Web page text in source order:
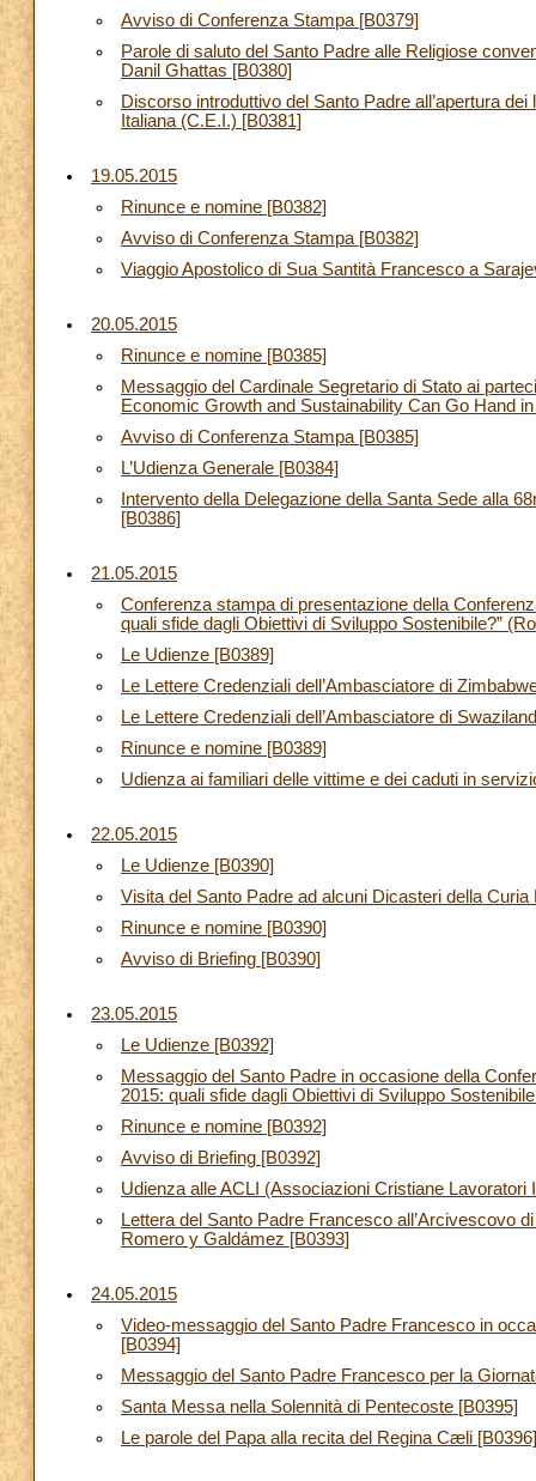
Avviso di Conferenza Stampa [B0379]
Parole di saluto del Santo Padre alle Religiose
Danil Ghattas [B0380]
Discorso introduttivo del Santo Padre all’apertura
Italiana (C.E.I.) [B0381]
19.05.2015
Rinunce e nomine [B0382]
Avviso di Conferenza Stampa [B0382]
Viaggio Apostolico di Sua Santità Francesco a
20.05.2015
Rinunce e nomine [B0385]
Messaggio del Cardinale Segretario di Stato ai
Economic Growth and Sustainability Can Go Hand
Avviso di Conferenza Stampa [B0385]
L’Udienza Generale [B0384]
Intervento della Delegazione della Santa Sede alla
[B0386]
21.05.2015
Conferenza stampa di presentazione della
quali sfide dagli Obiettivi di Sviluppo Sostenibile?”
Le Udienze [B0389]
Le Lettere Credenziali dell’Ambasciatore di
Le Lettere Credenziali dell’Ambasciatore di
Rinunce e nomine [B0389]
Udienza ai familiari delle vittime e dei caduti in
22.05.2015
Le Udienze [B0390]
Visita del Santo Padre ad alcuni Dicasteri della Curia
Rinunce e nomine [B0390]
Avviso di Briefing [B0390]
23.05.2015
Le Udienze [B0392]
Messaggio del Santo Padre in occasione della
2015: quali sfide dagli Obiettivi di Sviluppo
Rinunce e nomine [B0392]
Avviso di Briefing [B0392]
Udienza alle ACLI (Associazioni Cristiane Lavoratori
Lettera del Santo Padre Francesco all’Arcivescovo
Romero y Galdámez [B0393]
24.05.2015
Video-messaggio del Santo Padre Francesco in
[B0394]
Messaggio del Santo Padre Francesco per la
Santa Messa nella Solennità di Pentecoste [B0395]
Le parole del Papa alla recita del Regina Cæli [B0396]